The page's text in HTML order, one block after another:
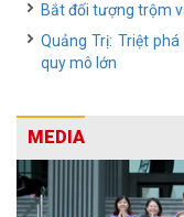
Bắt đối tượng trộm
Quảng Trị: Triệt
quy mô lớn
MEDIA